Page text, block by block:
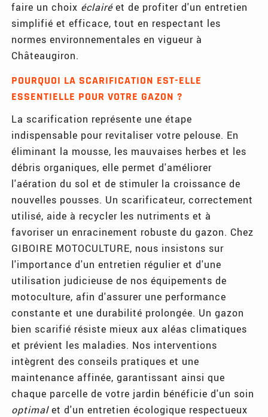
faire un choix éclairéet de profiter d'un entretien
simplifié et efficace, tout en respectant les
normes environnementales en vigueur à
Châteaugiron.
POURQUOI LA SCARIFICATION EST-ELLE
ESSENTIELLE POUR VOTRE GAZON ?
La scarification représente une étape
indispensable pour revitaliser votre pelouse. En
éliminant la mousse, les mauvaises herbes et les
débris organiques, elle permet d'améliorer
l'aération du sol et de stimuler la croissance de
nouvelles pousses. Un scarificateur, correctement
utilisé, aide à recycler les nutriments et à
favoriser un enracinement robuste du gazon. Chez
GIBOIRE MOTOCULTURE, nous insistons sur
l'importance d'un entretien régulier et d'une
utilisation judicieuse de nos équipements de
motoculture, afin d'assurer une performance
constante et une durabilité prolongée. Un gazon
bien scarifié résiste mieux aux aléas climatiques
et prévient les maladies. Nos interventions
intègrent des conseils pratiques et une
maintenance affinée, garantissant ainsi que
chaque parcelle de votre jardin bénéficie d'un soin
optimalet d'un entretien écologique respectueux